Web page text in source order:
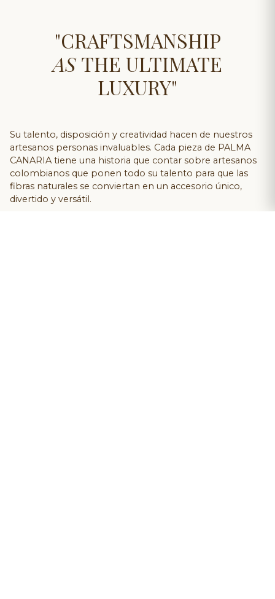
"CRAFTSMANSHIP
ASTHE ULTIMATE
LUXURY"
Su talento, disposición y creatividad hacen de nuestros
artesanos personas invaluables. Cada pieza de PALMA
CANARIA tiene una historia que contar sobre artesanos
colombianos que ponen todo su talento para que las
fibras naturales se conviertan en un accesorio único,
divertido y versátil.